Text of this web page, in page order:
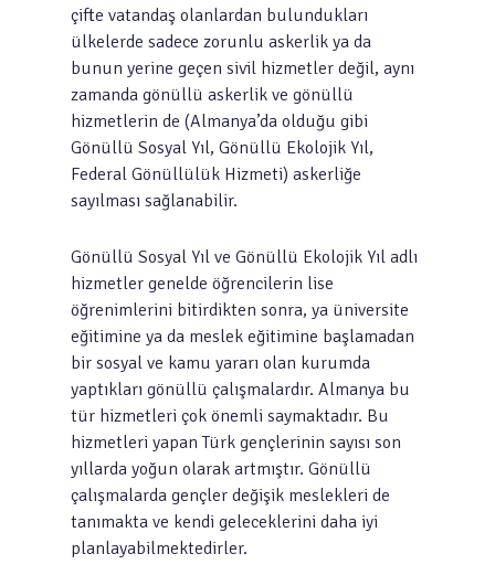
çifte vatandaş olanlardan bulundukları
ülkelerde sadece zorunlu askerlik ya da
bunun yerine geçen sivil hizmetler değil, aynı
zamanda gönüllü askerlik ve gönüllü
hizmetlerin de (Almanya’da olduğu gibi
Gönüllü Sosyal Yıl, Gönüllü Ekolojik Yıl,
Federal Gönüllülük Hizmeti) askerliğe
sayılması sağlanabilir.
Gönüllü Sosyal Yıl ve Gönüllü Ekolojik Yıl adlı
hizmetler genelde öğrencilerin lise
öğrenimlerini bitirdikten sonra, ya üniversite
eğitimine ya da meslek eğitimine başlamadan
bir sosyal ve kamu yararı olan kurumda
yaptıkları gönüllü çalışmalardır. Almanya bu
tür hizmetleri çok önemli saymaktadır. Bu
hizmetleri yapan Türk gençlerinin sayısı son
yıllarda yoğun olarak artmıştır. Gönüllü
çalışmalarda gençler değişik meslekleri de
tanımakta ve kendi geleceklerini daha iyi
planlayabilmektedirler.